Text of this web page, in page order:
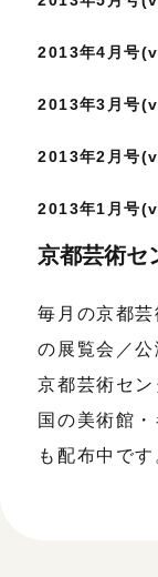
2013年4月号
2013年3月号
2013年2月号
2013年1月号
京都芸術セ
毎月の京都
の展覧会／公
京都芸術セ
国の美術館
も配布中で